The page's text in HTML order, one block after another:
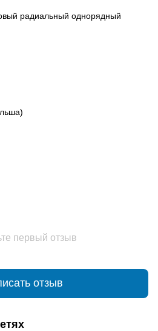
радиальный однорядный
первый отзыв
отзыв